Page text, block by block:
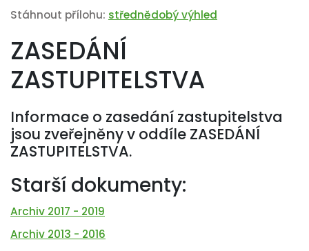
Stáhnout přílohu: střednědobý výhled
ZASEDÁNÍ
ZASTUPITELSTVA
Informace o zasedání zastupitelstva
jsou zveřejněny v oddíle ZASEDÁNÍ
ZASTUPITELSTVA.
Starší dokumenty:
Archiv 2017 - 2019
Archiv 2013 - 2016